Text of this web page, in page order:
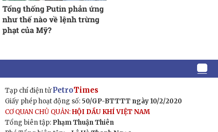
Tổng thống Putin phản ứng
như thế nào về lệnh trừng
phạt của Mỹ?
Tạp chí điện tửPetroTimes
Giấy phép hoạt động số: 50/GP-BTTTT ngày 10/2/2020
CƠ QUAN CHỦ QUẢN:HỘI DẦU KHÍ VIỆT NAM
Tổng biên tập: Phạm Thuận Thiên